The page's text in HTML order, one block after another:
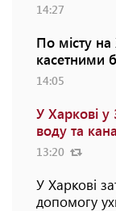
14:27
По місту
касетними
14:05
У Харкові у
воду та
13:20
У Харкові
допомогу